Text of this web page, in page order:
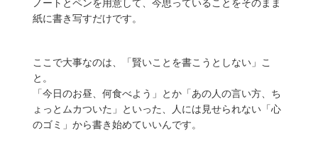
ノートとペンを用意して、今思っていることをそのまま
紙に書き写すだけです。
ここで大事なのは、「賢いことを書こうとしない」こ
と。
「今日のお昼、何食べよう」とか「あの人の言い方、ち
ょっとムカついた」といった、人には見せられない「心
のゴミ」から書き始めていいんです。